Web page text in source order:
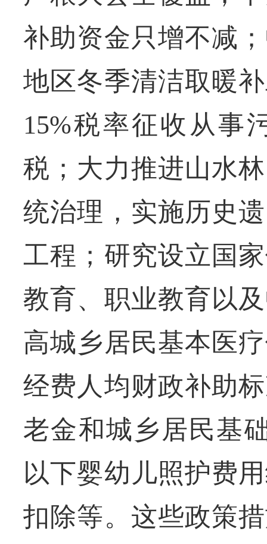
补助资金只增不减
地区冬季清洁取暖
15%税率征收从事
税；大力推进山水
统治理，实施历史
工程；研究设立国
教育、职业教育以
高城乡居民基本医
经费人均财政补助
老金和城乡居民基
以下婴幼儿照护费
扣除等。这些政策